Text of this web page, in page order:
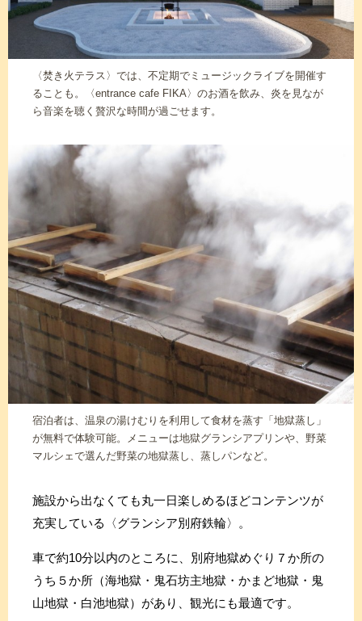
〈焚き火テラス〉では、不定期でミュージックライブを開催す
ることも。〈entrance cafe FIKA〉のお酒を飲み、炎を見なが
ら音楽を聴く贅沢な時間が過ごせます。
宿泊者は、温泉の湯けむりを利用して食材を蒸す「地獄蒸し」
が無料で体験可能。メニューは地獄グランシアプリンや、野菜
マルシェで選んだ野菜の地獄蒸し、蒸しパンなど。
施設から出なくても丸一日楽しめるほどコンテンツが
充実している〈グランシア別府鉄輪〉。
車で約10分以内のところに、別府地獄めぐり７か所の
うち５か所（海地獄・鬼石坊主地獄・かまど地獄・鬼
山地獄・白池地獄）があり、観光にも最適です。